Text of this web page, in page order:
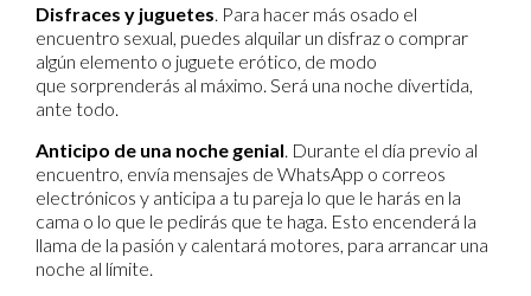
Disfraces y juguetes . Para hacer más osado el
encuentro sexual, puedes alquilar un disfraz o comprar
algún elemento o juguete erótico, de modo
que sorprenderás al máximo. Será una noche divertida,
ante todo.
Anticipo de una noche genial . Durante el día previo al
encuentro, envía mensajes de WhatsApp o correos
electrónicos y anticipa a tu pareja lo que le harás en la
cama o lo que le pedirás que te haga. Esto encenderá la
llama de la pasión y calentará motores, para arrancar una
noche al límite.